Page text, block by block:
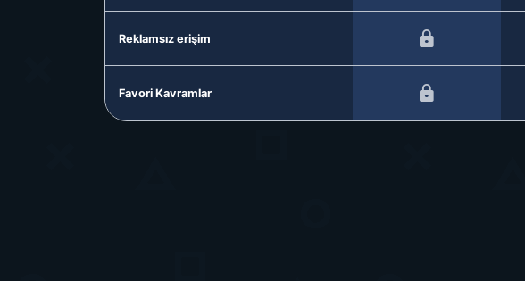
Reklamsız erişim
Favori Kavramlar